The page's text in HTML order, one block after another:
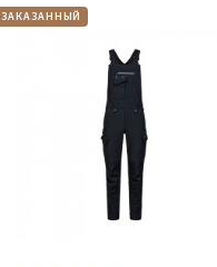
ЗАКАЗАННЫЙ